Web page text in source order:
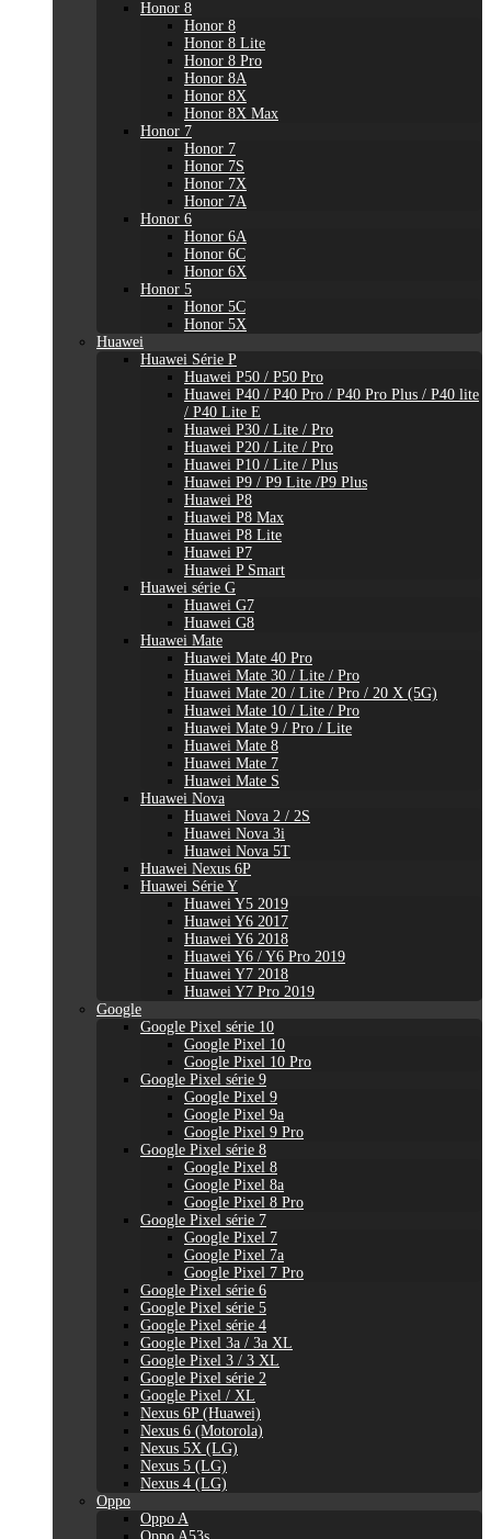
Honor 8
Honor 8
Honor 8 Lite
Honor 8 Pro
Honor 8A
Honor 8X
Honor 8X Max
Honor 7
Honor 7
Honor 7S
Honor 7X
Honor 7A
Honor 6
Honor 6A
Honor 6C
Honor 6X
Honor 5
Honor 5C
Honor 5X
Huawei
Huawei Série P
Huawei P50 / P50 Pro
Huawei P40 / P40 Pro / P40 Pro Plus / P40 lite
/ P40 Lite E
Huawei P30 / Lite / Pro
Huawei P20 / Lite / Pro
Huawei P10 / Lite / Plus
Huawei P9 / P9 Lite /P9 Plus
Huawei P8
Huawei P8 Max
Huawei P8 Lite
Huawei P7
Huawei P Smart
Huawei série G
Huawei G7
Huawei G8
Huawei Mate
Huawei Mate 40 Pro
Huawei Mate 30 / Lite / Pro
Huawei Mate 20 / Lite / Pro / 20 X (5G)
Huawei Mate 10 / Lite / Pro
Huawei Mate 9 / Pro / Lite
Huawei Mate 8
Huawei Mate 7
Huawei Mate S
Huawei Nova
Huawei Nova 2 / 2S
Huawei Nova 3i
Huawei Nova 5T
Huawei Nexus 6P
Huawei Série Y
Huawei Y5 2019
Huawei Y6 2017
Huawei Y6 2018
Huawei Y6 / Y6 Pro 2019
Huawei Y7 2018
Huawei Y7 Pro 2019
Google
Google Pixel série 10
Google Pixel 10
Google Pixel 10 Pro
Google Pixel série 9
Google Pixel 9
Google Pixel 9a
Google Pixel 9 Pro
Google Pixel série 8
Google Pixel 8
Google Pixel 8a
Google Pixel 8 Pro
Google Pixel série 7
Google Pixel 7
Google Pixel 7a
Google Pixel 7 Pro
Google Pixel série 6
Google Pixel série 5
Google Pixel série 4
Google Pixel 3a / 3a XL
Google Pixel 3 / 3 XL
Google Pixel série 2
Google Pixel / XL
Nexus 6P (Huawei)
Nexus 6 (Motorola)
Nexus 5X (LG)
Nexus 5 (LG)
Nexus 4 (LG)
Oppo
Oppo A